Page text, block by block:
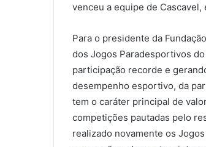
venceu a equipe de
Para o presidente da
dos Jogos Paradesportivos
participação recorde e
desempenho esportivo, da
tem o caráter principal de
competições pautadas pelo
realizado novamente os